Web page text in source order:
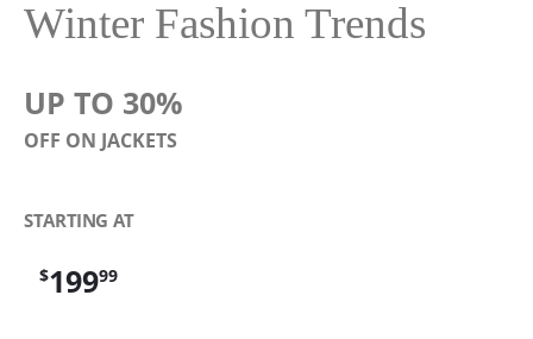
Winter Fashion Trends
UP TO 30%
OFF ON JACKETS
STARTING AT
$19999